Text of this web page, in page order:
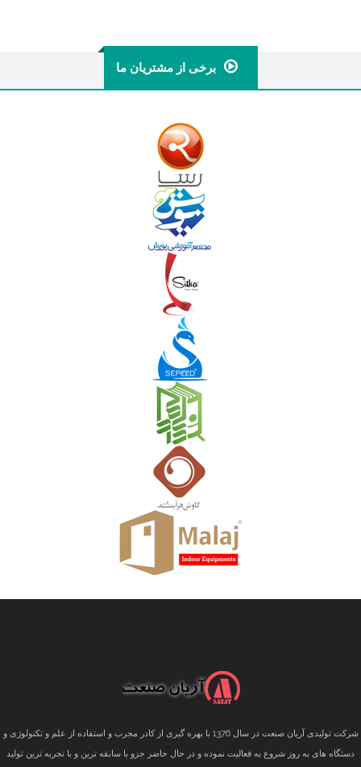
برخی از مشتریان ما
شرکت تولیدی آریان صنعت در سال 1376 با بهره گیری از کادر مجرب و استفاده از علم و تکنولوژی و
دستگاه های به روز شروع به فعالیت نموده و در حال حاضر جزو با سابقه ترین و با تجربه ترین تولید